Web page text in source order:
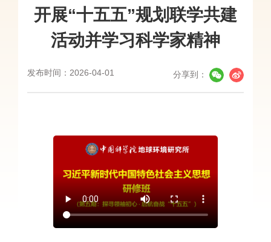
开展“十五五”规划联学共建
活动并学习科学家精神
发布时间：2026-04-01 分享到：